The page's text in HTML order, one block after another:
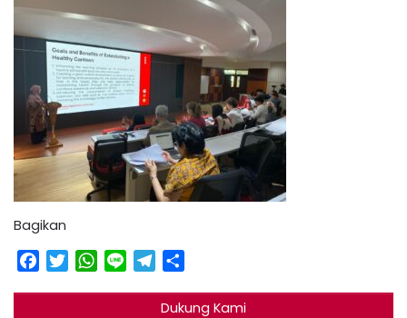
Bagikan
Facebook
TwitterWhatsApp
Line Telegram
Dukung Kami